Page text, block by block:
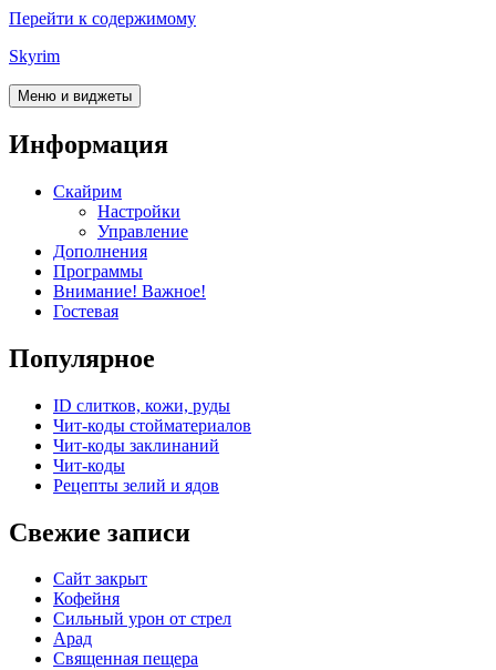
Перейти к содержимому
Skyrim
Меню и виджеты
Информация
Скайрим
Настройки
Управление
Дополнения
Программы
Внимание! Важное!
Гостевая
Популярное
ID слитков, кожи, руды
Чит-коды стойматериалов
Чит-коды заклинаний
Чит-коды
Рецепты зелий и ядов
Свежие записи
Сайт закрыт
Кофейня
Cильный урон от стрел
Арад
Священная пещера